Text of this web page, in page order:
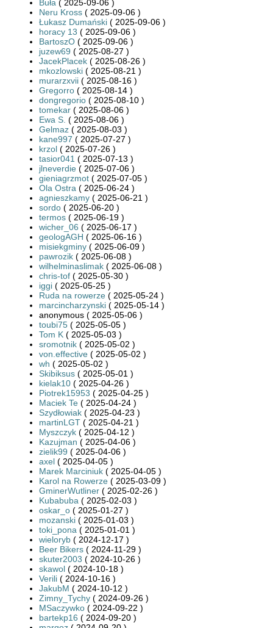
Buła ( 2025-09-06 )
Neru Kross ( 2025-09-06 )
Łukasz Dumański ( 2025-09-06 )
horacy 13 ( 2025-09-06 )
BartoszO ( 2025-09-06 )
juzew69 ( 2025-08-27 )
JacekPlacek ( 2025-08-26 )
mkozlowski ( 2025-08-21 )
murarzxvii ( 2025-08-16 )
Gregorro ( 2025-08-14 )
dongregorio ( 2025-08-10 )
tomekar ( 2025-08-06 )
Ewa S. ( 2025-08-06 )
Gelmaz ( 2025-08-03 )
kane997 ( 2025-07-27 )
krzol ( 2025-07-26 )
tasior041 ( 2025-07-13 )
jlneverdie ( 2025-07-06 )
gieniagrzmot ( 2025-07-05 )
Ola Ostra ( 2025-06-24 )
agnieszkamy ( 2025-06-21 )
sordo ( 2025-06-20 )
termos ( 2025-06-19 )
wicher_06 ( 2025-06-17 )
geologAGH ( 2025-06-16 )
misiekgminy ( 2025-06-09 )
pawrozik ( 2025-06-08 )
wilhelminaslimak ( 2025-06-08 )
chris-tof ( 2025-05-30 )
iggi ( 2025-05-25 )
Ruda na rowerze ( 2025-05-24 )
marcincharzynski ( 2025-05-14 )
anonymous ( 2025-05-06 )
toubi75 ( 2025-05-05 )
Tom K ( 2025-05-03 )
sromotnik ( 2025-05-02 )
von.effective ( 2025-05-02 )
wh ( 2025-05-02 )
Skibiksus ( 2025-05-01 )
kielak10 ( 2025-04-26 )
Piotrek15953 ( 2025-04-25 )
Maciek Te ( 2025-04-24 )
Szydłowiak ( 2025-04-23 )
martinLGT ( 2025-04-21 )
Myszczyk ( 2025-04-12 )
Kazujman ( 2025-04-06 )
zielik99 ( 2025-04-06 )
axel ( 2025-04-05 )
Marek Marciniuk ( 2025-04-05 )
Karol na Rowerze ( 2025-03-09 )
GminerWutliner ( 2025-02-26 )
Kubabuba ( 2025-02-03 )
oskar_o ( 2025-01-27 )
mozanski ( 2025-01-03 )
toki_pona ( 2025-01-01 )
wieloryb ( 2024-12-17 )
Beer Bikers ( 2024-11-29 )
skuter2003 ( 2024-10-26 )
skawol ( 2024-10-18 )
Verili ( 2024-10-16 )
JakubM ( 2024-10-12 )
Zimny_Tychy ( 2024-09-26 )
MSaczywko ( 2024-09-22 )
bartekp16 ( 2024-09-20 )